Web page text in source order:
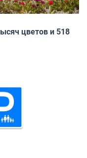
цветов и 518